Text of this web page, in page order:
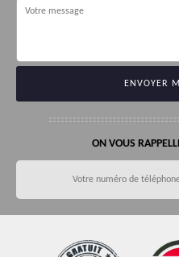
ON VOUS